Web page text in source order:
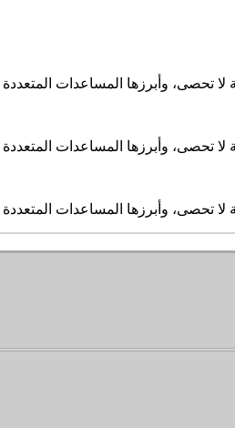
لا تحصى، وأبرزها المساعدات
لا تحصى، وأبرزها المساعدات
لا تحصى، وأبرزها المساعدات